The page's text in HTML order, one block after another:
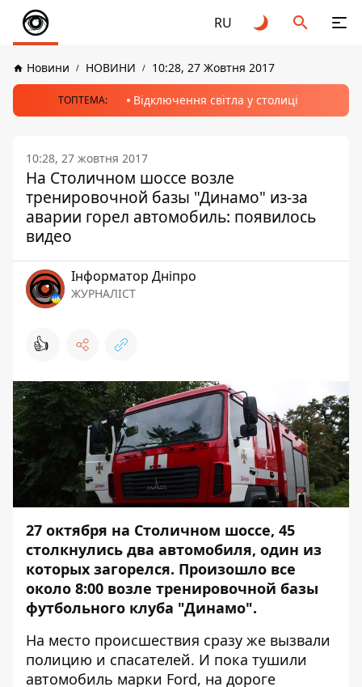
RU
Новини НОВИНИ 10:28, 27 Жовтня 2017
ТОПТЕМА: Відключення світла у столиці
10:28, 27 жовтня 2017
На Столичном шоссе возле
тренировочной базы "Динамо" из-за
аварии горел автомобиль: появилось
видео
Інформатор Дніпро
ЖУРНАЛІСТ
👍
27 октября на Столичном шоссе, 45
столкнулись два автомобиля, один из
которых загорелся. Произошло все
около 8:00 возле тренировочной базы
футбольного клуба "Динамо".
На место происшествия сразу же вызвали
полицию и спасателей. И пока тушили
автомобиль марки Ford, на дороге